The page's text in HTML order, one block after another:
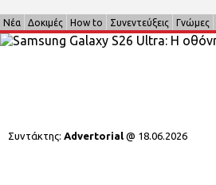
Νέα Δοκιμές How to Συνεντεύξεις Γνώμες
Συντάκτης: Advertorial @ 18.06.2026